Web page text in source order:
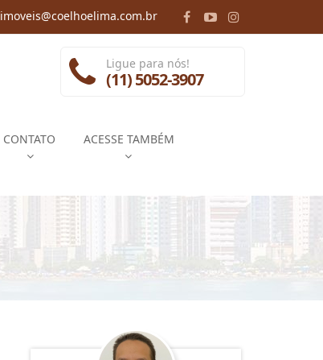
imoveis@coelhoelima.com.br
CONTATO ACESSE TAMBÉM
Ligue para nós!
(11) 5052-3907